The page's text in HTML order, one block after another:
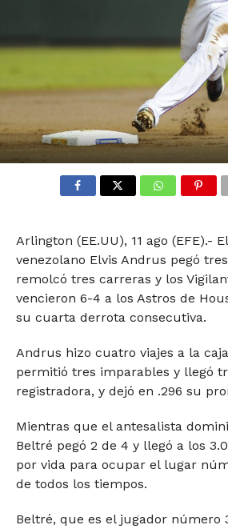
Arlington (EE.UU), 11 ago (EFE).-
venezolano Elvis Andrus pegó
remolcó tres carreras y los
vencieron 6-4 a los Astros de
su cuarta derrota consecutiva.
Andrus hizo cuatro viajes a la
permitió tres imparables y llegó
registradora, y dejó en .296 su
Mientras que el antesalista
Beltré pegó 2 de 4 y llegó a los
por vida para ocupar el lugar
de todos los tiempos.
Beltré, que es el jugador número